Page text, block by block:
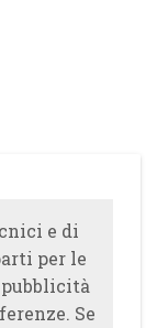
e di
per le
Se